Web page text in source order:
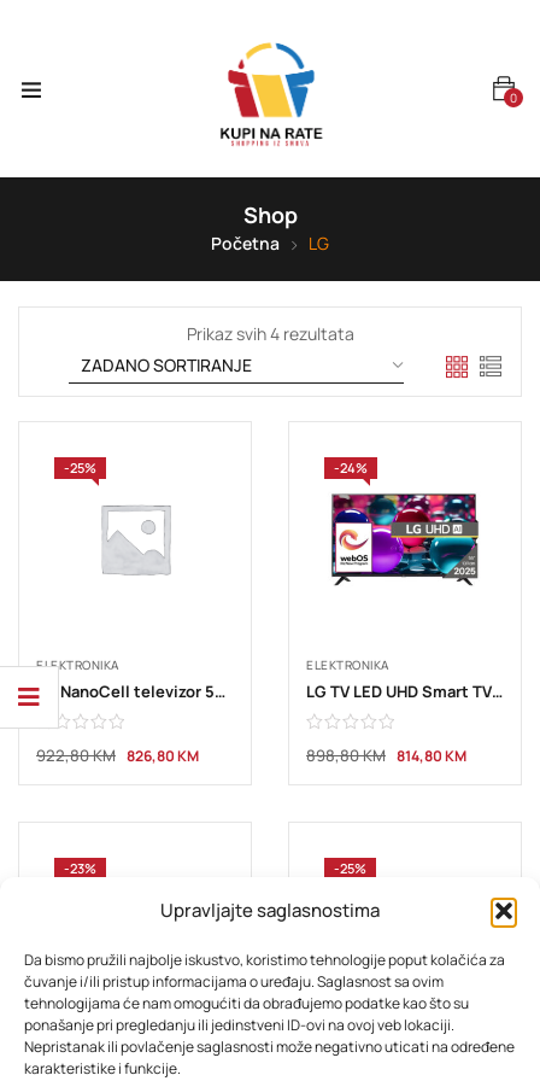
Upravljajte saglasnostima
Da bismo pružili najbolje iskustvo, koristimo tehnologije poput kolačića za
čuvanje i/ili pristup informacijama o uređaju. Saglasnost sa ovim
tehnologijama će nam omogućiti da obrađujemo podatke kao što su
ponašanje pri pregledanju ili jedinstveni ID-ovi na ovoj veb lokaciji.
Nepristanak ili povlačenje saglasnosti može negativno uticati na određene
karakteristike i funkcije.
0
Shop
Početna LG
Prikaz svih 4 rezultata
-25%
ELEKTRONIKA
LG NanoCell televizor 55NU800B3LA, 4K Ultra HD, Smart TV, webOS 26, ?7 AI Processor 4K Gen9, HDR10 / HLG, 2.0ch 20W,
922,80KM 826,80KM
-24%
ELEKTRONIKA
LG TV LED UHD Smart TV 55” 55UA73003LA
898,80KM 814,80KM
-23%
ELEKTRONIKA
-25%